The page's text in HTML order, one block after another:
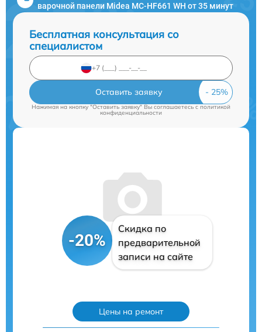
варочной панели Midea MC-HF661 WH от 35 минут
Бесплатная консультация со
специалистом
Оставить заявку
Нажимая на кнопку "Оставить заявку" Вы соглашаетесь cполитикой
конфиденциальности
-20%
Скидка по
предварительной
записи на сайте
Цены на ремонт